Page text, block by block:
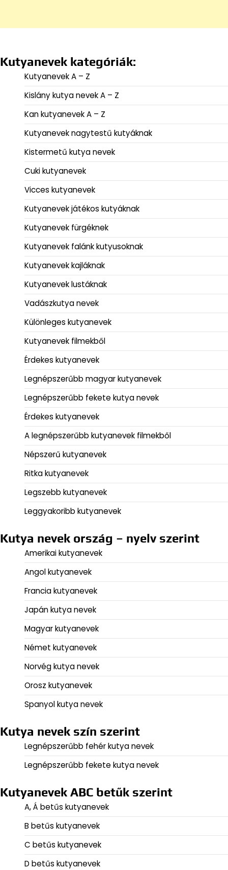
Kutyanevek kategóriák:
Kutyanevek A – Z
Kislány kutya nevek A – Z
Kan kutyanevek A – Z
Kutyanevek nagytestű kutyáknak
Kistermetű kutya nevek
Cuki kutyanevek
Vicces kutyanevek
Kutyanevek játékos kutyáknak
Kutyanevek fürgéknek
Kutyanevek falánk kutyusoknak
Kutyanevek kajláknak
Kutyanevek lustáknak
Vadászkutya nevek
Különleges kutyanevek
Kutyanevek filmekből
Érdekes kutyanevek
Legnépszerűbb magyar kutyanevek
Legnépszerűbb fekete kutya nevek
Érdekes kutyanevek
A legnépszerűbb kutyanevek filmekből
Népszerű kutyanevek
Ritka kutyanevek
Legszebb kutyanevek
Leggyakoribb kutyanevek
Kutya nevek ország – nyelv szerint
Amerikai kutyanevek
Angol kutyanevek
Francia kutyanevek
Japán kutya nevek
Magyar kutyanevek
Német kutyanevek
Norvég kutya nevek
Orosz kutyanevek
Spanyol kutya nevek
Kutya nevek szín szerint
Legnépszerűbb fehér kutya nevek
Legnépszerűbb fekete kutya nevek
Kutyanevek ABC betűk szerint
A, Á betűs kutyanevek
B betűs kutyanevek
C betűs kutyanevek
D betűs kutyanevek